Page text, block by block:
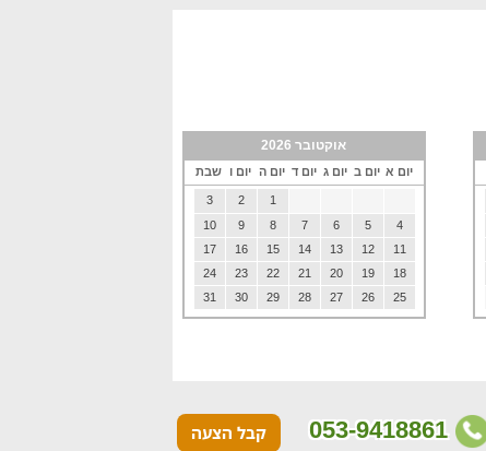
אוקטובר 2026
יום א יום ב יום ג יום ד יום ה יום ו שבת
1
2
3
4
5
6
7
8
9
10
11
12
13
14
15
16
17
18
19
20
21
22
23
24
25
26
27
28
29
30
31
קבל הצעה